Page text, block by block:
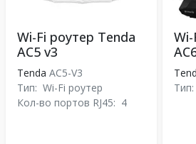
Wi-Fi роутер Tenda
AC5 v3
Tenda AC5-V3
Тип: Wi-Fi роутер
Кол-во портов RJ45: 4
Тип: